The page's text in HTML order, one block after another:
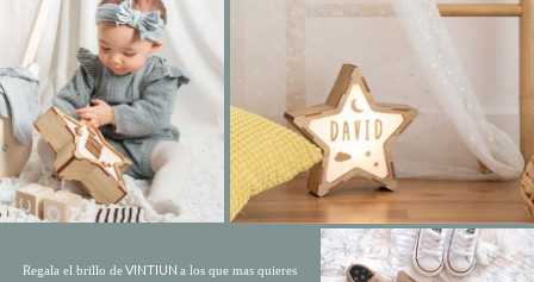
Regala el brillo deVINTIUNa los que mas quieres